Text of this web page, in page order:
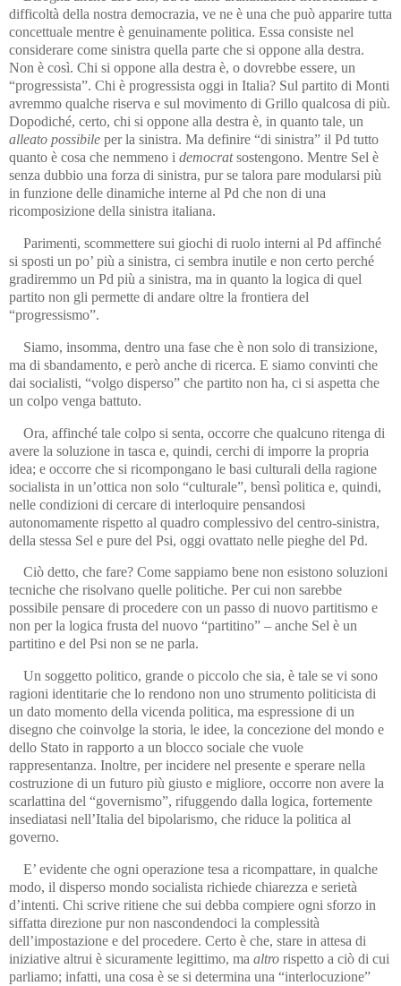
difficoltà della nostra democrazia, ve ne è una che può apparire tutta
concettuale mentre è genuinamente politica. Essa consiste nel
considerare come sinistra quella parte che si oppone alla destra.
Non è così. Chi si oppone alla destra è, o dovrebbe essere, un
“progressista”. Chi è progressista oggi in Italia? Sul partito di Monti
avremmo qualche riserva e sul movimento di Grillo qualcosa di più.
Dopodiché, certo, chi si oppone alla destra è, in quanto tale, un
alleato possibile per la sinistra. Ma definire “di sinistra” il Pd tutto
quanto è cosa che nemmeno i democratsostengono. Mentre Sel è
senza dubbio una forza di sinistra, pur se talora pare modularsi più
in funzione delle dinamiche interne al Pd che non di una
ricomposizione della sinistra italiana.
Parimenti, scommettere sui giochi di ruolo interni al Pd affinché
si sposti un po’ più a sinistra, ci sembra inutile e non certo perché
gradiremmo un Pd più a sinistra, ma in quanto la logica di quel
partito non gli permette di andare oltre la frontiera del
“progressismo”.
Siamo, insomma, dentro una fase che è non solo di transizione,
ma di sbandamento, e però anche di ricerca. E siamo convinti che
dai socialisti, “volgo disperso” che partito non ha, ci si aspetta che
un colpo venga battuto.
Ora, affinché tale colpo si senta, occorre che qualcuno ritenga di
avere la soluzione in tasca e, quindi, cerchi di imporre la propria
idea; e occorre che si ricompongano le basi culturali della ragione
socialista in un’ottica non solo “culturale”, bensì politica e, quindi,
nelle condizioni di cercare di interloquire pensandosi
autonomamente rispetto al quadro complessivo del centro-sinistra,
della stessa Sel e pure del Psi, oggi ovattato nelle pieghe del Pd.
Ciò detto, che fare? Come sappiamo bene non esistono soluzioni
tecniche che risolvano quelle politiche. Per cui non sarebbe
possibile pensare di procedere con un passo di nuovo partitismo e
non per la logica frusta del nuovo “partitino” – anche Sel è un
partitino e del Psi non se ne parla.
Un soggetto politico, grande o piccolo che sia, è tale se vi sono
ragioni identitarie che lo rendono non uno strumento politicista di
un dato momento della vicenda politica, ma espressione di un
disegno che coinvolge la storia, le idee, la concezione del mondo e
dello Stato in rapporto a un blocco sociale che vuole
rappresentanza. Inoltre, per incidere nel presente e sperare nella
costruzione di un futuro più giusto e migliore, occorre non avere la
scarlattina del “governismo”, rifuggendo dalla logica, fortemente
insediatasi nell’Italia del bipolarismo, che riduce la politica al
governo.
E’ evidente che ogni operazione tesa a ricompattare, in qualche
modo, il disperso mondo socialista richiede chiarezza e serietà
d’intenti. Chi scrive ritiene che sui debba compiere ogni sforzo in
siffatta direzione pur non nascondendoci la complessità
dell’impostazione e del procedere. Certo è che, stare in attesa di
iniziative altrui è sicuramente legittimo, ma altro rispetto a ciò di cui
parliamo; infatti, una cosa è se si determina una “interlocuzione”